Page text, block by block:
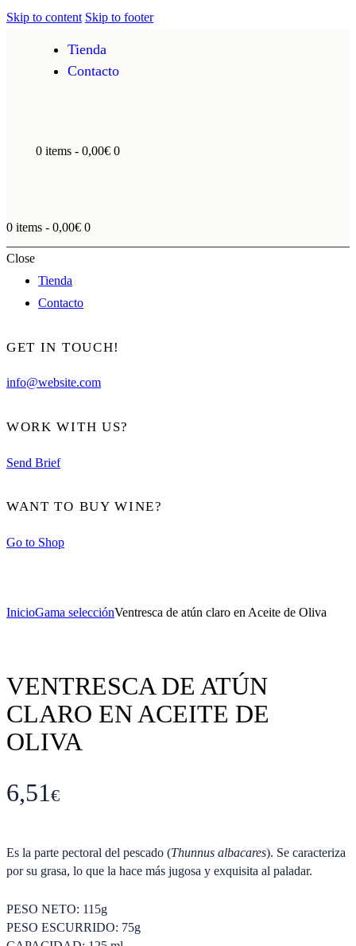
Skip to content Skip to footer
Tienda
Contacto
0 items - 0,00€ 0
0 items - 0,00€ 0
Close
Tienda
Contacto
GET IN TOUCH!
info@website.com
WORK WITH US?
Send Brief
WANT TO BUY WINE?
Go to Shop
InicioGama selecciónVentresca de atún claro en Aceite de Oliva
VENTRESCA DE ATÚN
CLARO EN ACEITE DE
OLIVA
6,51€
Es la parte pectoral del pescado (Thunnus albacares). Se caracteriza
por su grasa, lo que la hace más jugosa y exquisita al paladar.
PESO NETO: 115g
PESO ESCURRIDO: 75g